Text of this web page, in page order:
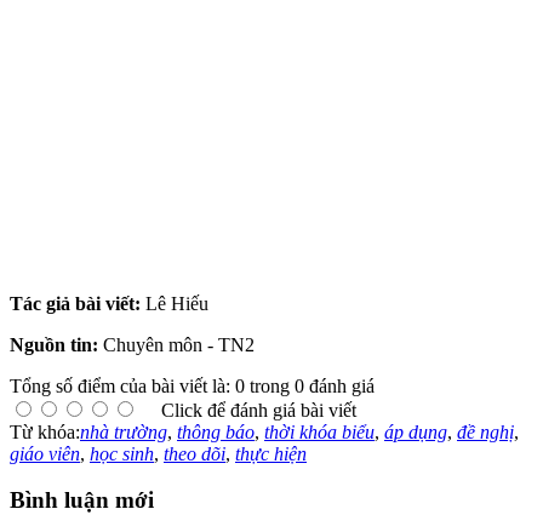
Tác giả bài viết: Lê Hiếu
Nguồn tin: Chuyên môn - TN2
Tổng số điểm của bài viết là: 0 trong 0 đánh giá
Click để đánh giá bài viết
Từ khóa:nhà trường, thông báo, thời khóa biểu, áp dụng, đề nghị,
giáo viên, học sinh, theo dõi, thực hiện
Bình luận mới